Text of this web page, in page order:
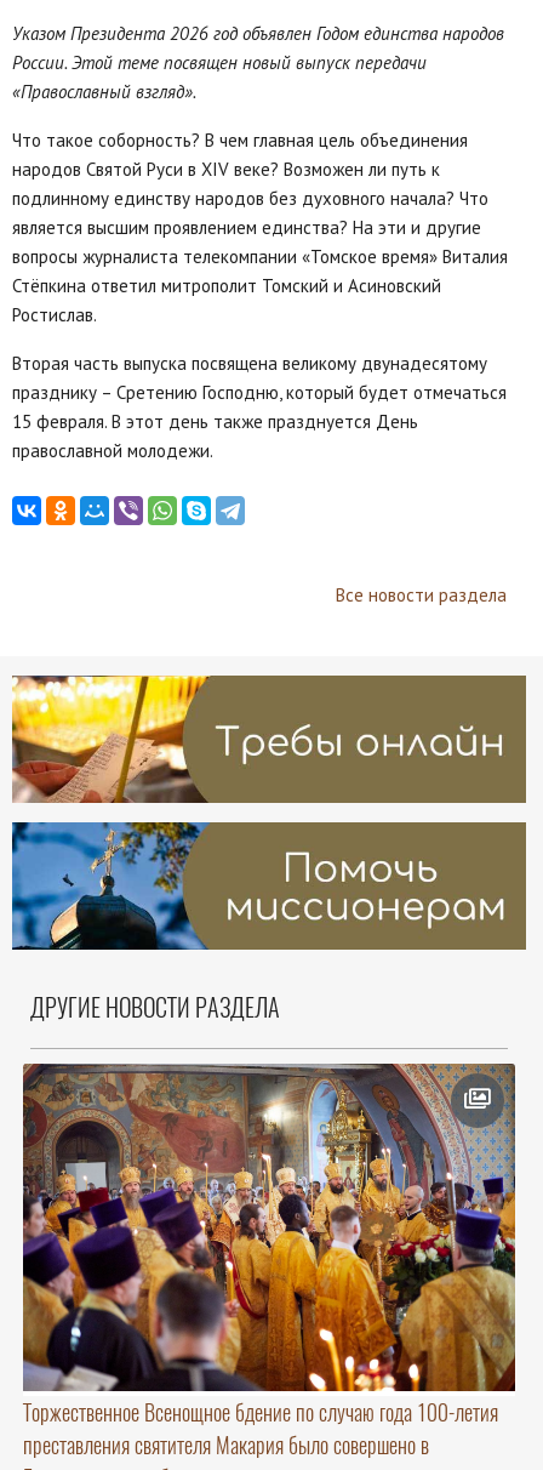
Указом Президента 2026 год объявлен Годом единства народов
России. Этой теме посвящен новый выпуск передачи
«Православный взгляд».
Что такое соборность? В чем главная цель объединения
народов Святой Руси в XIV веке? Возможен ли путь к
подлинному единству народов без духовного начала? Что
является высшим проявлением единства? На эти и другие
вопросы журналиста телекомпании «Томское время» Виталия
Стёпкина ответил митрополит Томский и Асиновский
Ростислав.
Вторая часть выпуска посвящена великому двунадесятому
празднику – Сретению Господню, который будет отмечаться
15 февраля. В этот день также празднуется День
православной молодежи.
Все новости раздела
ДРУГИЕ НОВОСТИ РАЗДЕЛА
Торжественное Всенощное бдение по случаю года 100-летия
преставления святителя Макария было совершено в